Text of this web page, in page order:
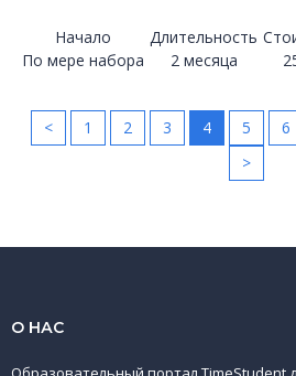
Начало
По мере набора
Длительность
2 месяца
< 1 2 3 4 5 6
>
О НАС